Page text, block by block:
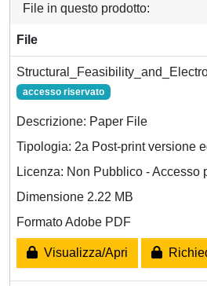
File in questo prodotto:
File
accesso riservato
Descrizione: Paper File
Tipologia: 2a Post-print versione
Licenza: Non Pubblico - Accesso
Dimensione 2.22 MB
Formato Adobe PDF
Visualizza/Apri